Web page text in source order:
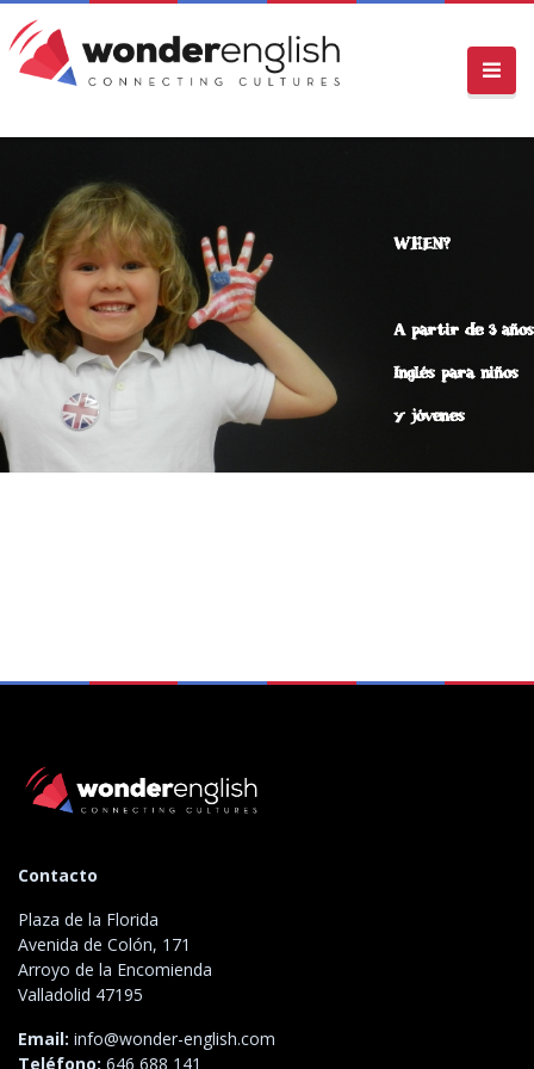
WHEN?
A partir de 3 años
Inglés para niños
y jóvenes
Contacto
Plaza de la Florida
Avenida de Colón, 171
Arroyo de la Encomienda
Valladolid 47195
Email: info@wonder-english.com
Teléfono: 646 688 141